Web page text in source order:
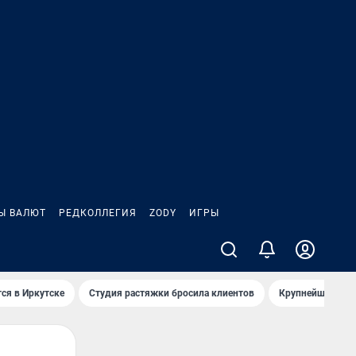
ВАЛЮТ РЕДКОЛЛЕГИЯ ZODY ИГРЫ
в Иркутске Студия растяжки бросила клиентов Крупнейшие